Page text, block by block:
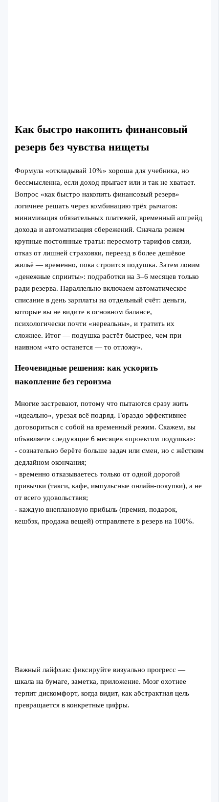
Как быстро накопить финансовый
резерв без чувства нищеты
Формула «откладывай 10%» хороша для учебника, но
бессмысленна, если доход прыгает или и так не хватает.
Вопрос «как быстро накопить финансовый резерв»
логичнее решать через комбинацию трёх рычагов:
минимизация обязательных платежей, временный апгрейд
дохода и автоматизация сбережений. Сначала режем
крупные постоянные траты: пересмотр тарифов связи,
отказ от лишней страховки, переезд в более дешёвое
жильё — временно, пока строится подушка. Затем ловим
«денежные спринты»: подработки на 3–6 месяцев только
ради резерва. Параллельно включаем автоматическое
списание в день зарплаты на отдельный счёт: деньги,
которые вы не видите в основном балансе,
психологически почти «нереальны», и тратить их
сложнее. Итог — подушка растёт быстрее, чем при
наивном «что останется — то отложу».
Неочевидные решения: как ускорить
накопление без героизма
Многие застревают, потому что пытаются сразу жить
«идеально», урезая всё подряд. Гораздо эффективнее
договориться с собой на временный режим. Скажем, вы
объявляете следующие 6 месяцев «проектом подушка»:
- сознательно берёте больше задач или смен, но с жёстким
дедлайном окончания;
- временно отказываетесь только от одной дорогой
привычки (такси, кафе, импульсные онлайн‑покупки), а не
от всего удовольствия;
- каждую внеплановую прибыль (премия, подарок,
кешбэк, продажа вещей) отправляете в резерв на 100%.
Важный лайфхак: фиксируйте визуально прогресс —
шкала на бумаге, заметка, приложение. Мозг охотнее
терпит дискомфорт, когда видит, как абстрактная цель
превращается в конкретные цифры.